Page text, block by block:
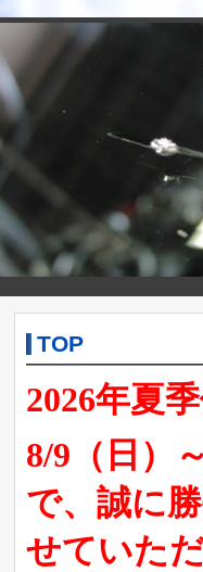
TOP
2026年夏
8/9（日）
で、誠に
せていた